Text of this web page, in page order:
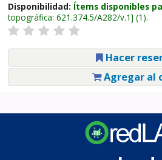
Disponibilidad: Ítems disponibles
topográfica: 621.374.5/A282/v.1 (1).
Hacer
Agregar al